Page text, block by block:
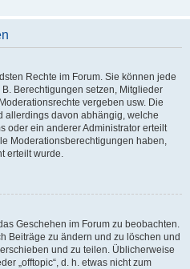
Rechte im Forum. Sie können jede
Berechtigungen setzen, Mitglieder
vergeben usw. Die
allerdings davon abhängig, welche
oder ein anderer Administrator erteilt
Moderationsberechtigungen haben,
erteilt wurde.
Geschehen im Forum zu beobachten.
Beiträge zu ändern und zu löschen und
und zu teilen. Üblicherweise
„offtopic“, d. h. etwas nicht zum